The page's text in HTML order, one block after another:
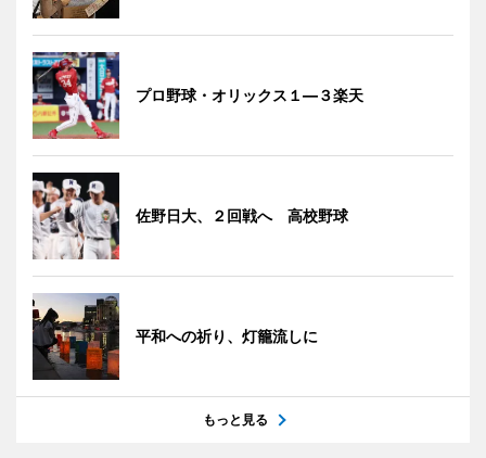
プロ野球・オリックス１―３楽天
佐野日大、２回戦へ 高校野球
平和への祈り、灯籠流しに
もっと見る